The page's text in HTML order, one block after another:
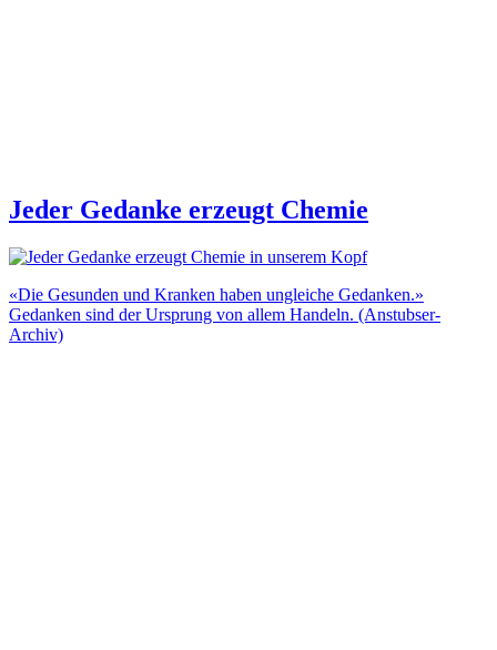
Jeder Gedanke erzeugt Chemie
«Die Gesunden und Kranken haben ungleiche Gedanken.»
Gedanken sind der Ursprung von allem Handeln. (Anstubser-
Archiv)